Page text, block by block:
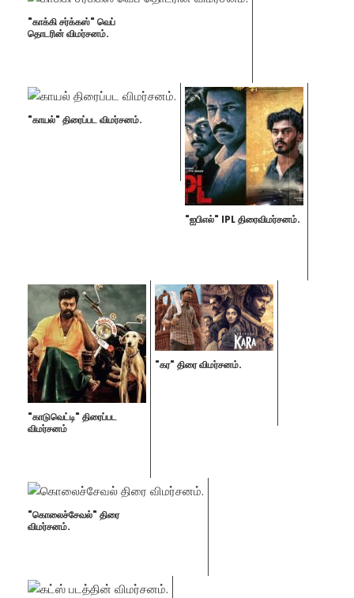
"காக்கி சர்க்கஸ்" வெப்
தொடரின் விமர்சனம்.
"காயல்" திரைப்பட விமர்சனம்.
"ஐபிஎல்" IPL திரைவிமர்சனம்.
"காடுவெட்டி" திரைப்பட
விமர்சனம்
"கர" திரை விமர்சனம்.
"கொலைச்சேவல்" திரை
விமர்சனம்.